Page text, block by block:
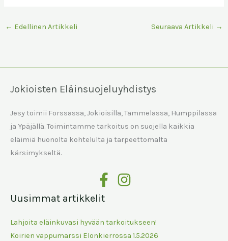
← Edellinen Artikkeli Seuraava Artikkeli →
Jokioisten Eläinsuojeluyhdistys
Jesy toimii Forssassa, Jokioisilla, Tammelassa, Humppilassa
ja Ypäjällä. Toimintamme tarkoitus on suojella kaikkia
eläimiä huonolta kohtelulta ja tarpeettomalta
kärsimykseltä.
Uusimmat artikkelit
Lahjoita eläinkuvasi hyvään tarkoitukseen!
Koirien vappumarssi Elonkierrossa 1.5.2026